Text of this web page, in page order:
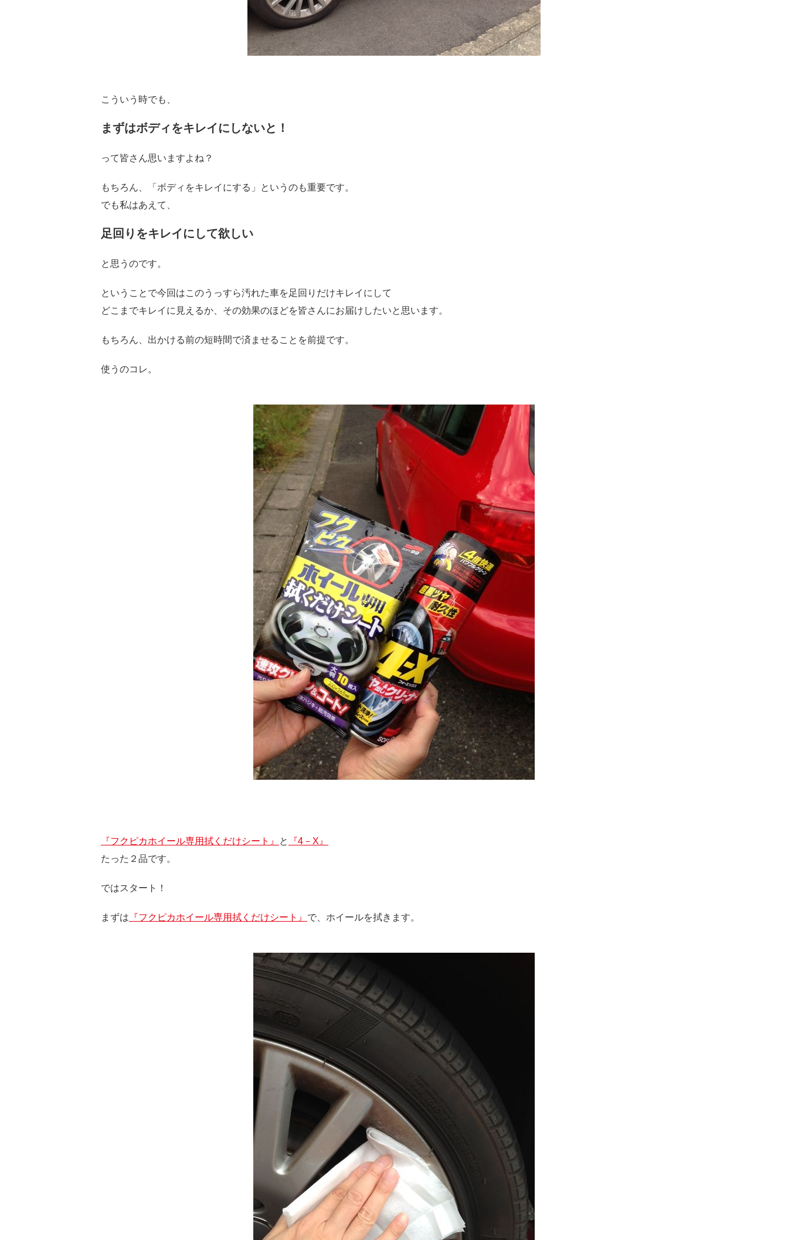
こういう時でも、
まずはボディをキレイにしないと！
って皆さん思いますよね？
もちろん、「ボディをキレイにする」というのも重要です。
でも私はあえて、
足回りをキレイにして欲しい
と思うのです。
ということで今回はこのうっすら汚れた車を足回りだけキレイにして
どこまでキレイに見えるか、その効果のほどを皆さんにお届けしたいと思います。
もちろん、出かける前の短時間で済ませることを前提です。
使うのコレ。
『フクピカホイール専用拭くだけシート』 と
『4－X』
たった２品です。
ではスタート！
まずは 『フクピカホイール専用拭くだけシート』 で、ホイールを拭きます。